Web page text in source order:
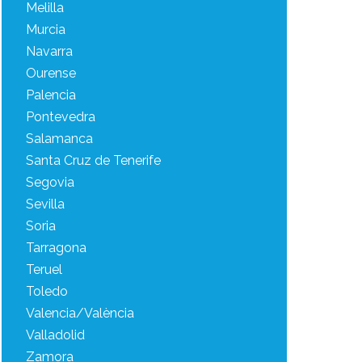
Melilla
Murcia
Navarra
Ourense
Palencia
Pontevedra
Salamanca
Santa Cruz de Tenerife
Segovia
Sevilla
Soria
Tarragona
Teruel
Toledo
Valencia/València
Valladolid
Zamora